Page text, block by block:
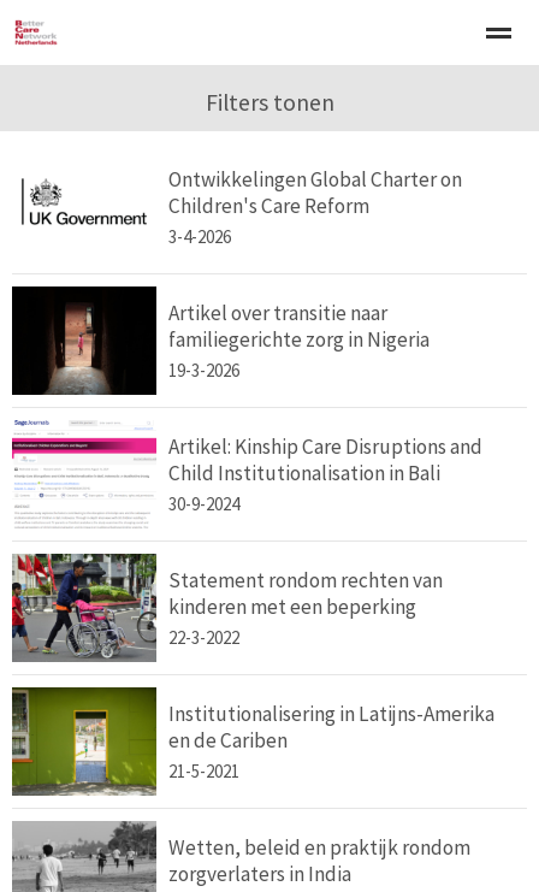
Werken met kinderen
Home
Filters tonen
Ontwikkelingen Global Charter on
Children's Care Reform
3-4-2026
Artikel over transitie naar
familiegerichte zorg in Nigeria
19-3-2026
Artikel: Kinship Care Disruptions and
Child Institutionalisation in Bali
30-9-2024
Statement rondom rechten van
kinderen met een beperking
22-3-2022
Institutionalisering in Latijns-Amerika
en de Cariben
21-5-2021
Wetten, beleid en praktijk rondom
zorgverlaters in India